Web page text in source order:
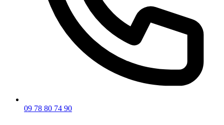
09 78 80 74 90